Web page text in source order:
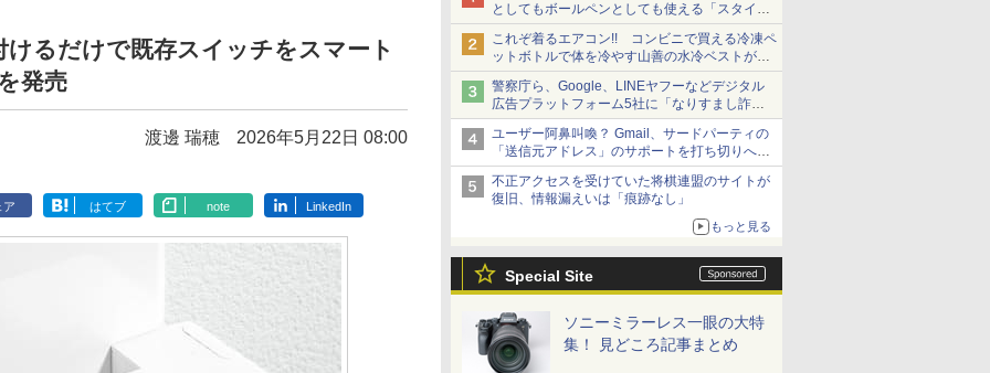
としてもボールペンとしても使える「スタイラ
スツーウェイ」発売 iPadにも紙にも、持ち替
えずに書き込める
これぞ着るエアコン!! コンビニで買える冷凍ペ
ットボトルで体を冷やす山善の水冷ベストがロ
ードバイクにちょうどいい【ぼっち・ざ・ろー
ど！その14】【空いた時間でなにしてる？】
警察庁ら、Google、LINEヤフーなどデジタル
広告プラットフォーム5社に「なりすまし詐欺
広告」対策強化を要請 著名人の写真や映像を
使った投資詐欺などへの対策として
ユーザー阿鼻叫喚？ Gmail、サードパーティの
「送信元アドレス」のサポートを打ち切りへ
【やじうまWatch】
不正アクセスを受けていた将棋連盟のサイトが
復旧、情報漏えいは「痕跡なし」
もっと見る
Special Site
ソニーミラーレス一眼の大特
集！ 見どころ記事まとめ
るだけで既存スイッチをスマート
発売
渡邊 瑞穂 2026年5月22日 08:00
ア はてブ note LinkedIn